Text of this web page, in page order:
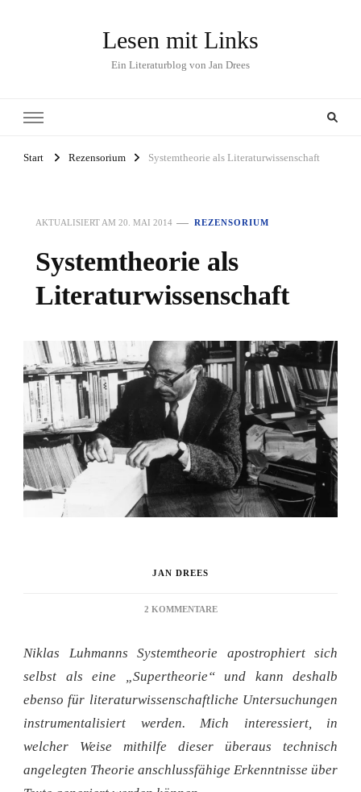
Lesen mit Links
Ein Literaturblog von Jan Drees
Start Rezensorium Systemtheorie als Literaturwissenschaft
AKTUALISIERT AM 20. MAI 2014 REZENSORIUM
Systemtheorie als
Literaturwissenschaft
JAN DREES
2 KOMMENTAREZU
LITERATURWISSENSCHAFT
Niklas Luhmanns Systemtheorie apostrophiert sich
selbst als eine „Supertheorie“ und kann deshalb
ebenso für literaturwissenschaftliche Untersuchungen
instrumentalisiert werden. Mich interessiert, in
welcher Weise mithilfe dieser überaus technisch
angelegten Theorie anschlussfähige Erkenntnisse über